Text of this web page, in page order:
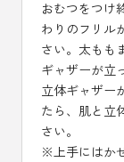
おむつをつけ
わりのフリル
さい。太もも
ギャザーが立
立体ギャザー
たら、肌と立
さい。
※上手にはか